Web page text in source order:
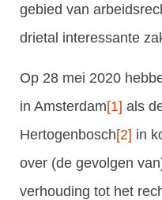
gebied van
drietal interessante
Op 28 mei 2020
in Amsterdam[1] als
Hertogenbosch[2] in
over (de gevolgen
verhouding tot het